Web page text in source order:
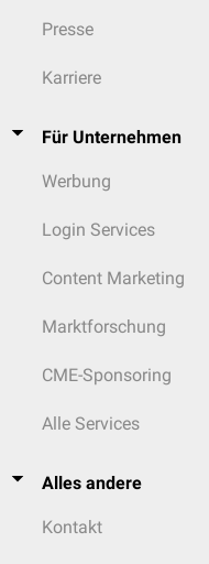
Presse
Karriere
Für Unternehmen
Werbung
Login Services
Content Marketing
Marktforschung
CME-Sponsoring
Alle Services
Alles andere
Kontakt